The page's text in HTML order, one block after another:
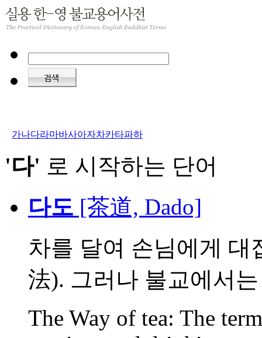
가나다라마바사아자차카타파하
'다' 로 시작하는 단어
다도 [茶道, Dado]
차를 달여 손님에게 대
法). 그러나 불교에서
The Way of tea: The